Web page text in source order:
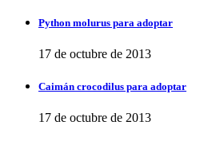
Python molurus para adoptar
17 de octubre de 2013
Caimán crocodilus para adoptar
17 de octubre de 2013